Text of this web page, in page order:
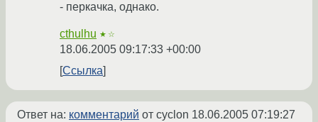
- перкачка, однако.
cthulhu ★☆
18.06.2005 09:17:33 +00:00
Ссылка
Ответ на: комментарий от cyclon 18.06.2005 07:19:27